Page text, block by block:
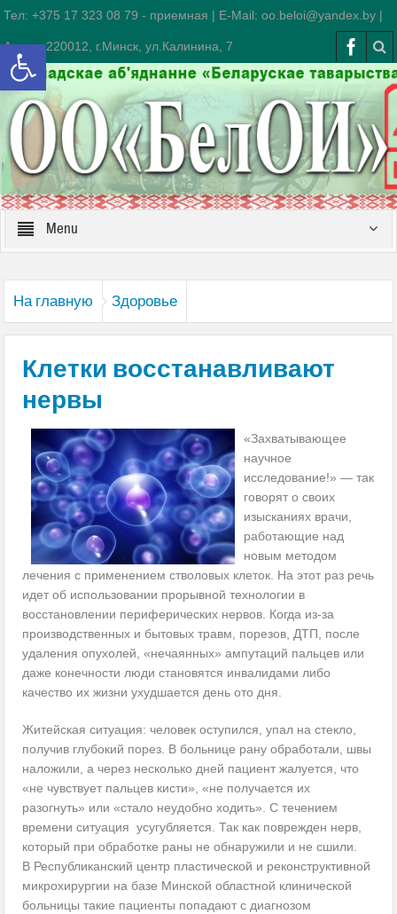
Тел: +375 17 323 08 79 - приемная | E-Mail: oo.beloi@yandex.by |
Адрес: 220012, г.Минск, ул.Калинина, 7
Menu
На главную Здоровье
Клетки восстанавливают
нервы
«Захватывающее
научное
исследование!» — так
говорят о своих
изысканиях врачи,
работающие над
новым методом
лечения с применением стволовых клеток. На этот раз речь
идет об использовании прорывной технологии в
восстановлении периферических нервов. Когда из-за
производственных и бытовых травм, порезов, ДТП, после
удаления опухолей, «нечаянных» ампутаций пальцев или
даже конечности люди становятся инвалидами либо
качество их жизни ухудшается день ото дня.
Житейская ситуация: человек оступился, упал на стекло,
получив глубокий порез. В больнице рану обработали, швы
наложили, а через несколько дней пациент жалуется, что
«не чувствует пальцев кисти», «не получается их
разогнуть» или «стало неудобно ходить». С течением
времени ситуация усугубляется. Так как поврежден нерв,
который при обработке раны не обнаружили и не сшили.
В Республиканский центр пластической и реконструктивной
микрохирургии на базе Минской областной клинической
больницы такие пациенты попадают с диагнозом
Открыть панель инструментов